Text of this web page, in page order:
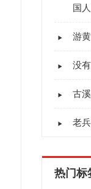
国
游
没
古
老
热门标